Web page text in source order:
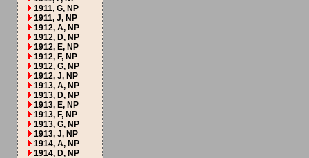
1911, G, NP
1911, J, NP
1912, A, NP
1912, D, NP
1912, E, NP
1912, F, NP
1912, G, NP
1912, J, NP
1913, A, NP
1913, D, NP
1913, E, NP
1913, F, NP
1913, G, NP
1913, J, NP
1914, A, NP
1914, D, NP